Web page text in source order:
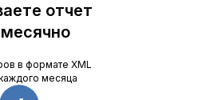
отчет
в формате XML
месяца